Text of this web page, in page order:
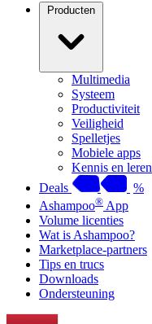
Producten
Multimedia
Systeem
Productiviteit
Veiligheid
Spelletjes
Mobiele apps
Kennis en leren
Deals
%
Ashampoo® App
Volume licenties
Wat is Ashampoo?
Marketplace-partners
Tips en trucs
Downloads
Ondersteuning